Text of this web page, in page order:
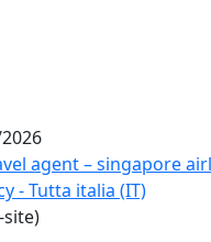
agent – singapore
- Tutta italia (IT)
site)